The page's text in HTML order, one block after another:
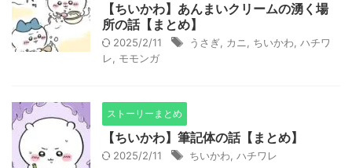
【ちいかわ】あんまいクリームの湧く場
所の話【まとめ】
2025/2/11 うさぎ カニ ちいかわ ハチワ
レ
モモンガ
ストーリーまとめ
【ちいかわ】筆記体の話【まとめ】
2025/2/11 ちいかわ ハチワレ